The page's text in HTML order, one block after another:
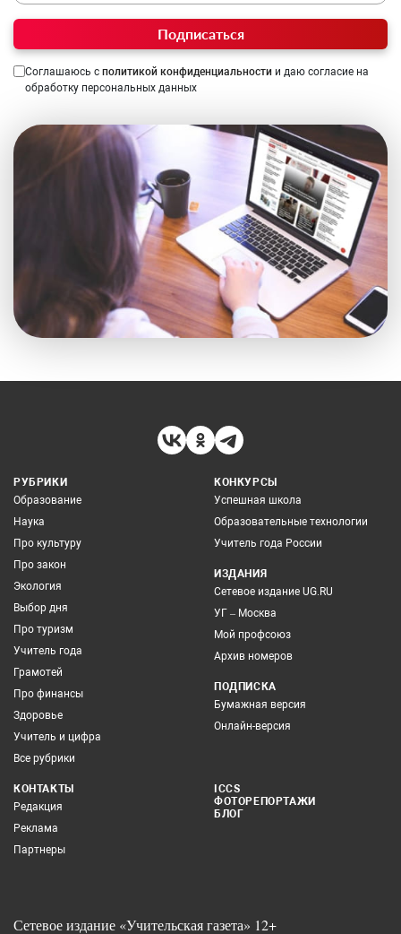
Подписаться
Соглашаюсь с политикой конфиденциальности и даю согласие на
обработку персональных данных
РУБРИКИ
Образование
Наука
Про культуру
Про закон
Экология
Выбор дня
Про туризм
Учитель года
Грамотей
Про финансы
Здоровье
Учитель и цифра
Все рубрики
КОНКУРСЫ
Успешная школа
Образовательные технологии
Учитель года России
ИЗДАНИЯ
Сетевое издание UG.RU
УГ – Москва
Мой профсоюз
Архив номеров
ПОДПИСКА
Бумажная версия
Онлайн-версия
КОНТАКТЫ
Редакция
Реклама
Партнеры
ICCS
ФОТОРЕПОРТАЖИ
БЛОГ
Сетевое издание «Учительская газета» 12+